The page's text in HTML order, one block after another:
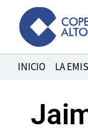
INICIO LA